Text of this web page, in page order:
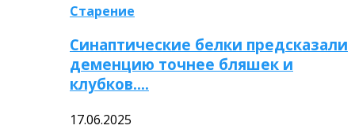
Старение
Синаптические белки предсказали
деменцию точнее бляшек и
клубков….
17.06.2025